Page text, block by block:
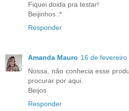
Fiquei doida pra testar!
Beijinhos :*
Responder
Amanda Mauro 16 de
Nossa, não conhecia esse
procurar por aqui.
Beijos
Responder